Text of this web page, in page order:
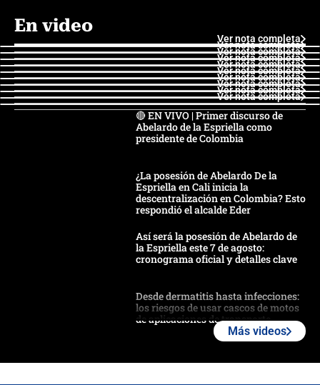
En video
Ver nota completa
Ver nota completa
Ver nota completa
Ver nota completa
Ver nota completa
Ver nota completa
Ver nota completa
Ver nota completa
Ver nota completa
Ver nota completa
🔴 EN VIVO | Primer discurso de
Abelardo de la Espriella como
presidente de Colombia
¿La posesión de Abelardo De la
Espriella en Cali inicia la
descentralización en Colombia? Esto
respondió el alcalde Eder
Así será la posesión de Abelardo de
la Espriella este 7 de agosto:
cronograma oficial y detalles clave
Desde dermatitis hasta infecciones:
los riesgos de usar cascos de motos
de aplicaciones de transporte
Más videos